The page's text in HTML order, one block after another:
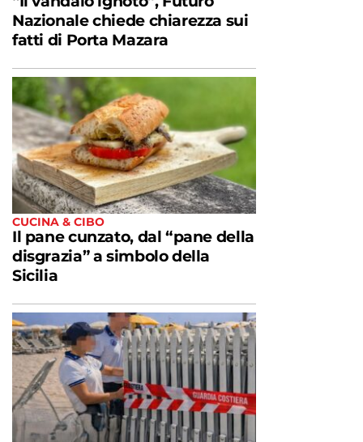
Nazionale chiede chiarezza sui
fatti di Porta Mazara
CUCINA & CIBO
Il pane cunzato, dal “pane della
disgrazia” a simbolo della
Sicilia